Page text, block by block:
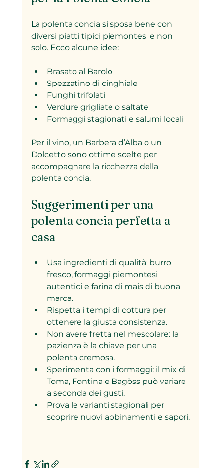
La polenta concia si sposa bene con
diversi piatti tipici piemontesi e non
solo. Ecco alcune idee:
Brasato al Barolo
Spezzatino di cinghiale
Funghi trifolati
Verdure grigliate o saltate
Formaggi stagionati e salumi locali
Per il vino, un Barbera d’Alba o un
Dolcetto sono ottime scelte per
accompagnare la ricchezza della
polenta concia.
Suggerimenti per una
polenta concia perfetta a
casa
Usa ingredienti di qualità: burro
fresco, formaggi piemontesi
autentici e farina di mais di buona
marca.
Rispetta i tempi di cottura per
ottenere la giusta consistenza.
Non avere fretta nel mescolare: la
pazienza è la chiave per una
polenta cremosa.
Sperimenta con i formaggi: il mix di
Toma, Fontina e Bagòss può variare
a seconda dei gusti.
Prova le varianti stagionali per
scoprire nuovi abbinamenti e sapori.